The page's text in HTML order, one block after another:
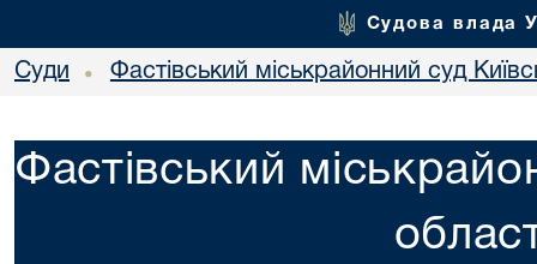
Судова влада
Суди • Фастівський міськрайонний суд
Фастівський